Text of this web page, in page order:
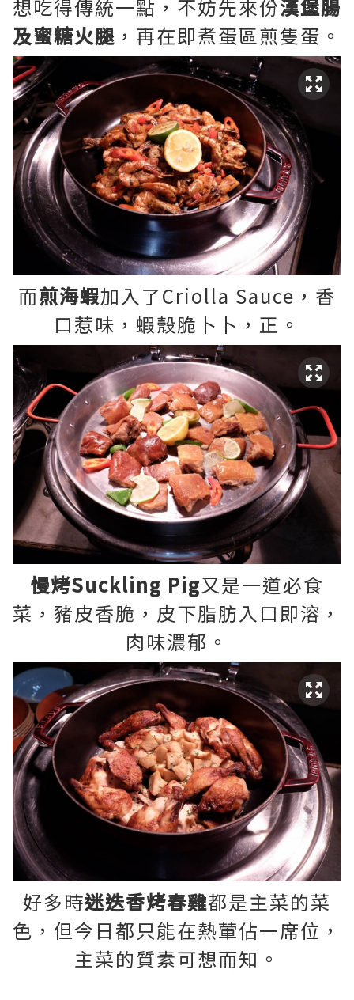
想吃得傳統一點，不妨先來份漢堡腸
及蜜糖火腿 ，再在即煮蛋區煎隻蛋。
而煎海蝦加入了Criolla Sauce，香
口惹味，蝦殼脆卜卜，正。
慢烤Suckling Pig又是一道必食
菜，豬皮香脆，皮下脂肪入口即溶，
肉味濃郁。
好多時迷迭香烤春雞都是主菜的菜
色，但今日都只能在熱葷佔一席位，
主菜的質素可想而知。